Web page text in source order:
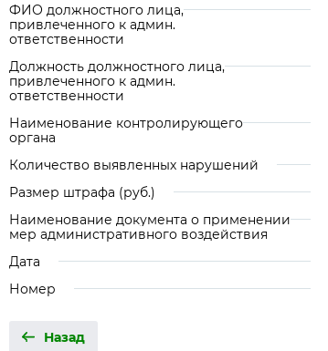
ФИО должностного лица,
привлеченного к админ.
ответственности
Должность должностного лица,
привлеченного к админ.
ответственности
Наименование контролирующего
органа
Количество выявленных нарушений
Размер штрафа (руб.)
Наименование документа о применении
мер административного воздействия
Дата
Номер
Назад